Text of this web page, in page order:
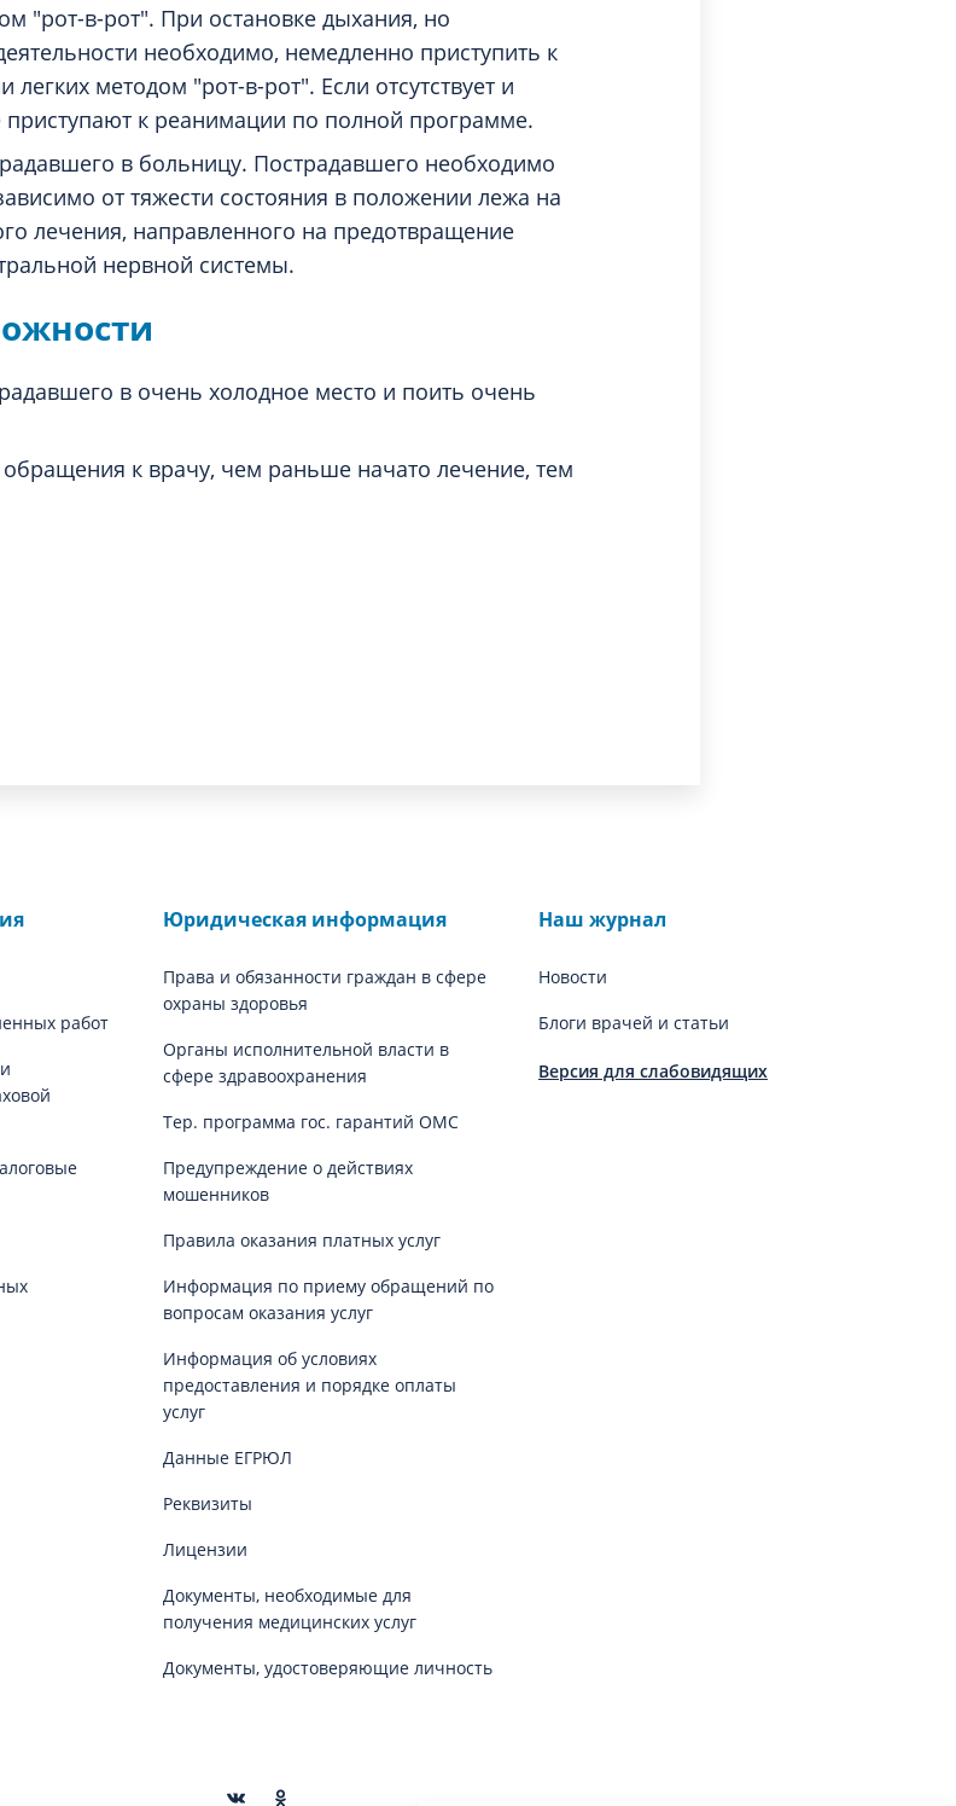
"рот-в-рот". При остановке дыхания, но
необходимо, немедленно приступить к
легких методом "рот-в-рот". Если отсутствует и
к реанимации по полной программе.
в больницу. Пострадавшего необходимо
от тяжести состояния в положении лежа на
лечения, направленного на предотвращение
нервной системы.
в очень холодное место и поить очень
к врачу, чем раньше начато лечение, тем
работ
Юридическая информация
Права и обязанности граждан в сфере
охраны здоровья
Органы исполнительной власти в
сфере здравоохранения
Тер. программа гос. гарантий ОМС
Предупреждение о действиях
мошенников
Правила оказания платных услуг
Информация по приему обращений по
вопросам оказания услуг
Информация об условиях
предоставления и порядке оплаты
услуг
Данные ЕГРЮЛ
Реквизиты
Лицензии
Документы, необходимые для
получения медицинских услуг
Документы, удостоверяющие личность
Наш журнал
Новости
Блоги врачей и статьи
Версия для слабовидящих